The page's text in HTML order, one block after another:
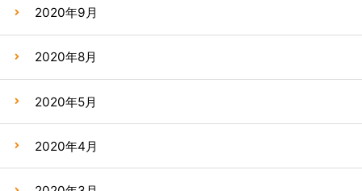
2020年9月
2020年8月
2020年5月
2020年4月